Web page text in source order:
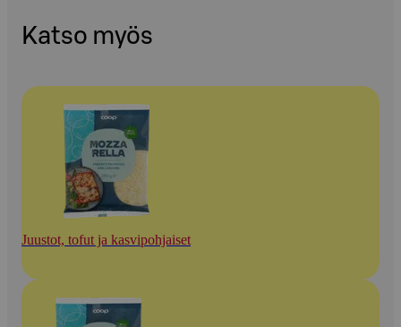
Katso myös
Juustot, tofut ja kasvipohjaiset